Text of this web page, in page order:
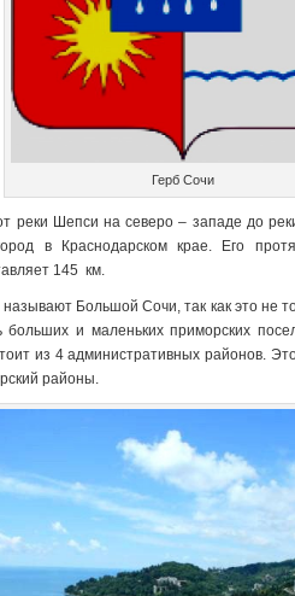
Герб Сочи
реки Шепси на северо – западе до
в Краснодарском крае. Его
145 км.
Большой Сочи, так как это не
и маленьких приморских
из 4 административных районов.
районы.